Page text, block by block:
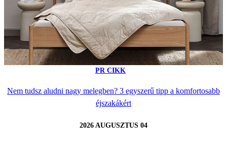
PR CIKK
Nem tudsz aludni nagy melegben? 3 egyszerű tipp a komfortosabb
éjszakákért
2026 AUGUSZTUS 04